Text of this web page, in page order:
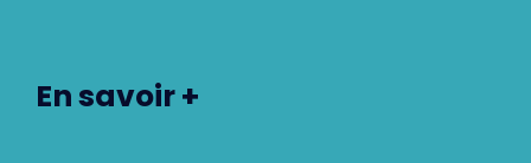
En savoir +